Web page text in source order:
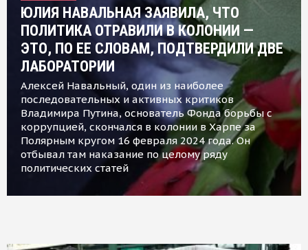
ЮЛИЯ НАВАЛЬНАЯ ЗАЯВИЛА, ЧТО
ПОЛИТИКА ОТРАВИЛИ В КОЛОНИИ —
ЭТО, ПО ЕЕ СЛОВАМ, ПОДТВЕРДИЛИ ДВЕ
ЛАБОРАТОРИИ
Алексей Навальный, один из наиболее
последовательных и активных критиков
Владимира Путина, основатель Фонда борьбы с
коррупцией, скончался в колонии в Харпе за
Полярным кругом 16 февраля 2024 года. Он
отбывал там наказание по целому ряду
политических статей